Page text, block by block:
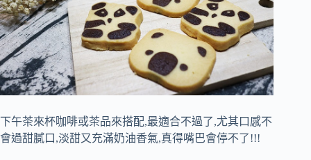
下午茶來杯咖啡或茶品來搭配,最適合不過了,尤其口感不
會過甜膩口,淡甜又充滿奶油香氣,真得嘴巴會停不了!!!